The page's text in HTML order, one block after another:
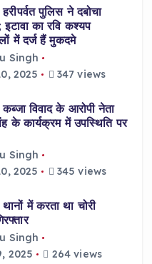
पुलिस ने दबोचा
का रवि कश्यप
में दर्ज हैं मुकदमे
Singh
2025
347 views
विवाद के आरोपी नेता
के कार्यक्रम में उपस्थिति पर
Singh
2025
345 views
में करता था चोरी
Singh
2025
264 views